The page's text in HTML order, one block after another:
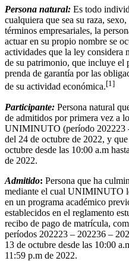
Persona natural: Es todo
cualquiera que sea su raza,
términos empresariales, la
actuar en su propio nombre se
actividades que la ley considera
de su patrimonio, que incluye el
prenda de garantía por las
de su actividad económica.[1]
Participante: Persona natural
de admitidos por primera vez a
UNIMINUTO (período 202223
del 24 de octubre de 2022, y
octubre desde las 10:00 a.m
de 2022.
Admitido: Persona que ha
mediante el cual UNIMINUTO
en un programa académico
establecidos en el reglamento
recibo de pago de matrícula,
períodos 202223 – 202236 –
13 de octubre desde las 10:00
11:59 p.m de 2022.